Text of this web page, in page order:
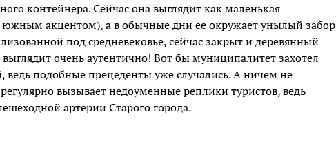
контейнера. Сейчас она выглядит как маленькая
южным акцентом), а в обычные дни ее окружает унылый забор
под средневековье, сейчас закрыт и деревянный
очень аутентично! Вот бы муниципалитет захотел
ведь подобные прецеденты уже случались. А ничем не
вызывает недоуменные реплики туристов, ведь
артерии Старого города.